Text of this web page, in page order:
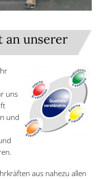
an unserer
uns
und
aus nahezu allen